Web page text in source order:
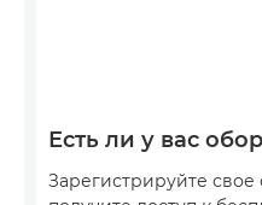
Есть ли у вас
Зарегистрируйте